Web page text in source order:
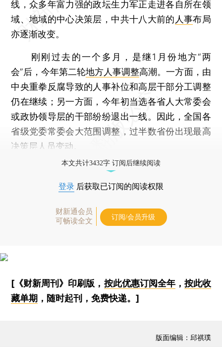
线，众多年富力强的政坛生力军正走进各自所在领
域、地域的中心决策层，中共十八大前的 人事布局
亦逐渐改变。
刚刚过去的一个多月，是继1月份地方“两
会”后，今年第二轮地方人事调整高潮。一方面，由
中央重拳反腐导致的人事补位和高层干部分工调整
仍在继续；另一方面，今年初当选各省人大常委会
或政协领导层的干部纷纷退出一线。因此，全国各
省级党委常委会大范围调整，过半数省份出现最高
决策层人员变动。
本文共计3432字 订阅后继续阅读
登录 后获取已订阅的阅读权限
财新通会员
可畅读全文
订阅/会员升级
[《财新周刊》印刷版， 按此优惠订阅全年， 按此收
藏单期 ，随时起刊，免费快递。]
版面编辑：邱祺璞